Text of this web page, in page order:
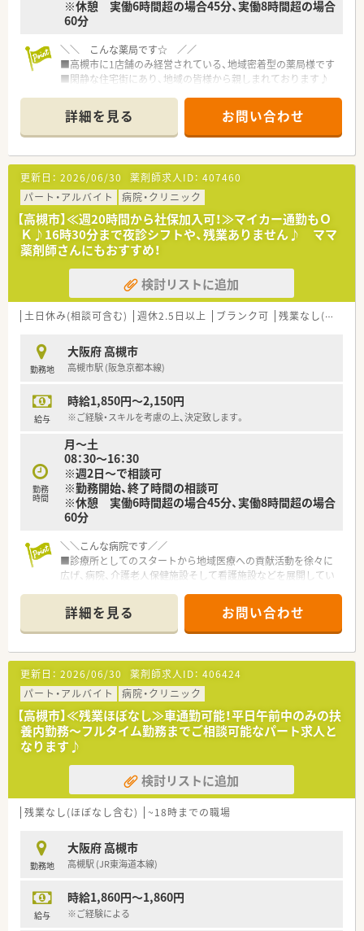
※休憩 実働6時間超の場合45分、実働8時間超の場合
60分
＼＼ こんな薬局です☆ ／／
■高槻市に1店舗のみ経営されている、地域密着型の薬局様です
■閑静な住宅街にあり、地域の皆様から親しまれております♪
れたい想いがございます
＼＼ こんな働き方です☆ ／／
■週3日～4日のご勤務！週30時間程度でご相談可能です！
■営業時間：月火水金/9：00～20：00 土/9：00～13：00
■上記時間内でご勤務時間ご相談可能です◎
■内科・小児科がメイン科目！
■施設在宅も行っておられます
＼＼ こんな方にオススメです☆ ／／
■地域の患者様との時間を大切にしたい方！
■週30時間程度のご勤務したい方！
■週3日～ご勤務したい方！
■在宅業務に携わりたい方！
詳細を見る お問い合わせ
更新日： 2026/06/30 薬剤師求人ID： 407460
パート・アルバイト
病院・クリニック
【高槻市】≪週20時間から社保加入可！≫マイカー通勤もＯ
Ｋ♪16時30分まで夜診シフトや、残業ありません♪ ママ
薬剤師さんにもおすすめ！
検討リストに追加
土日休み(相談可含む) 週休2.5日以上 ブランク可 残業なし(ほぼなし含む)
勤務地
大阪府 高槻市
高槻市駅 (阪急京都本線)
給与
時給1,850円～2,150円
※ご経験・スキルを考慮の上、決定致します。
勤務
時間
月～土
08：30～16：30
※週2日～で相談可
※勤務開始、終了時間の相談可
※休憩 実働6時間超の場合45分、実働8時間超の場合
60分
＼＼こんな病院です／／
■診療所としてのスタートから地域医療への貢献活動を徐々に
広げ、病院、介護老人保健施設そして看護施設などを展開してい
■病床数は110床ほど、うち80％ほどが稼働しています。処方箋
は100％院外処方に出しており、当直などもございません。
■診療科目は内科,呼吸器科, 糖尿病内科, 外科, 整形外科, 脳外科
です。
■高槻市駅より車で15分ですので、車通勤もしくはバス通勤が
おススメです。
＼＼おすすめポイント／／
■月～土8:30～16:30のうち週2日以上ご勤務可能な方、勤務曜
日はご相談可能です。
■処方箋は院外に出しておりますので、入院患者様の調剤、監
査、病棟業務が主な業務内容になります。
■院内保育も完備しておりますので、小さなお子さんがいらっし
ゃる薬剤師さんも預けながら勤務できます。
■入院患者様の調剤業務（外来は院外処方）
■服薬指導業務（病棟）
■医薬品管理、医薬品情報管理
詳細を見る お問い合わせ
更新日： 2026/06/30 薬剤師求人ID： 406424
パート・アルバイト
病院・クリニック
【高槻市】≪残業ほぼなし≫車通勤可能！平日午前中のみの扶
養内勤務～フルタイム勤務までご相談可能なパート求人と
なります♪
検討リストに追加
残業なし(ほぼなし含む) ~18時までの職場
勤務地
大阪府 高槻市
高槻駅 (JR東海道本線)
給与
時給1,860円～1,860円
※ご経験による